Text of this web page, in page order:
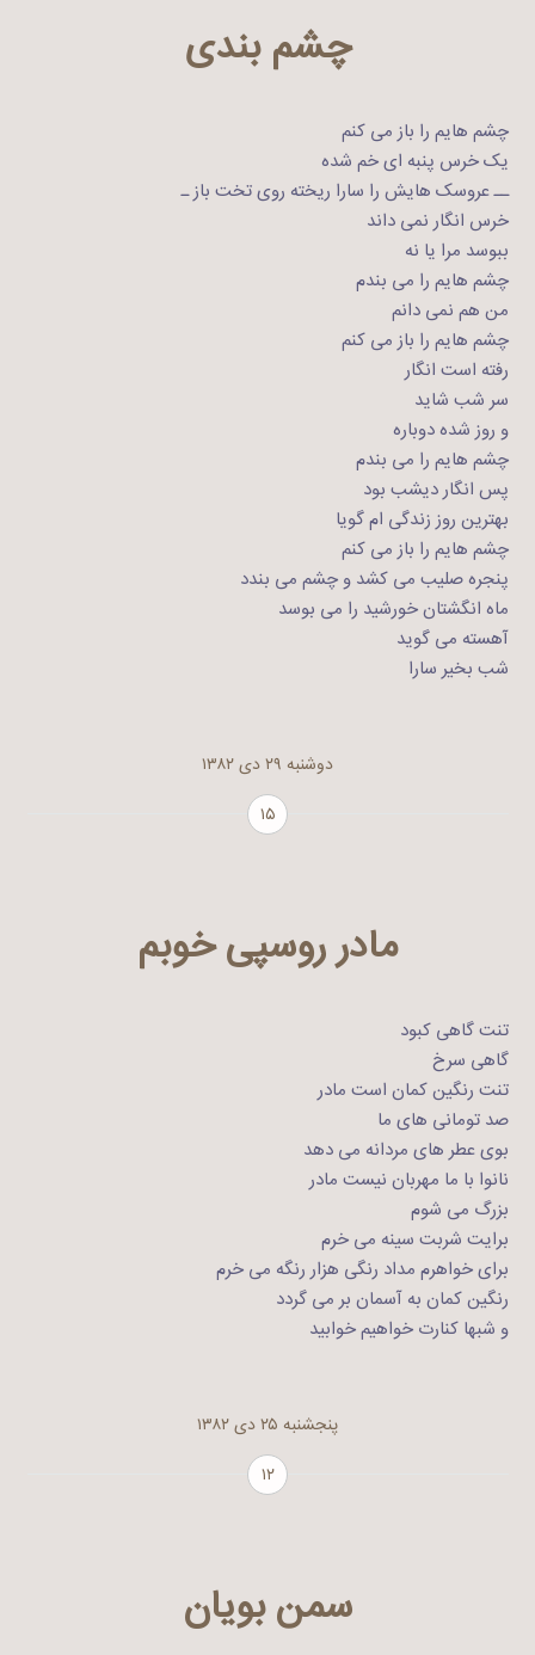
چشم بندی
چشم هایم را باز می کنم
یک خرس پنبه ای خم شده
ــ عروسک هایش را سارا ریخته روی تخت باز ـ
خرس انگار نمی داند
ببوسد مرا یا نه
چشم هایم را می بندم
من هم نمی دانم
چشم هایم را باز می کنم
رفته است انگار
سر شب شاید
و روز شده دوباره
چشم هایم را می بندم
پس انگار دیشب بود
بهترین روز زندگی ام گویا
چشم هایم را باز می کنم
پنجره صلیب می کشد و چشم می بندد
ماه انگشتان خورشید را می بوسد
آهسته می گوید
شب بخیر سارا
دوشنبه ۲۹ دی ۱۳۸۲
۱۵
مادر روسپی خوبم
تنت گاهی کبود
گاهی سرخ
تنت رنگین کمان است مادر
صد تومانی های ما
بوی عطر های مردانه می دهد
نانوا با ما مهربان نیست مادر
بزرگ می شوم
برایت شربت سینه می خرم
برای خواهرم مداد رنگی هزار رنگه می خرم
رنگین کمان به آسمان بر می گردد
و شبها کنارت خواهیم خوابید
پنجشنبه ۲۵ دی ۱۳۸۲
۱۲
سمن بویان